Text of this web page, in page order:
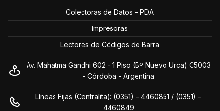
Colectoras de Datos – PDA
Impresoras
Lectores de Códigos de Barra
Av. Mahatma Gandhi 602 - 1 Piso (Bº Nuevo Urca) C5003
- Córdoba - Argentina
Líneas Fijas (Centralita): (0351) – 4460851 / (0351) –
4460849